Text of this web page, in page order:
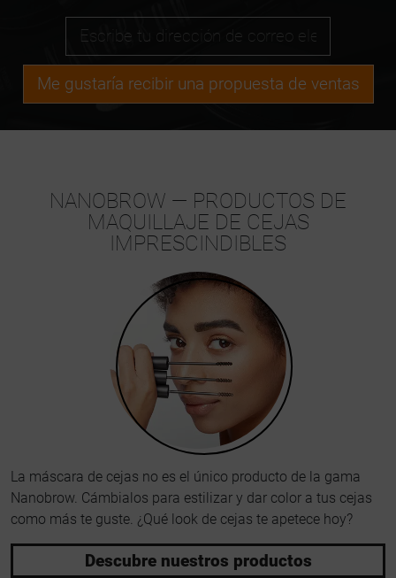
Me gustaría recibir una propuesta de ventas
NANOBROW — PRODUCTOS DE
MAQUILLAJE DE CEJAS
IMPRESCINDIBLES
La máscara de cejas no es el único producto de la gama
Nanobrow. Cámbialos para estilizar y dar color a tus cejas
como más te guste. ¿Qué look de cejas te apetece hoy?
Descubre nuestros productos